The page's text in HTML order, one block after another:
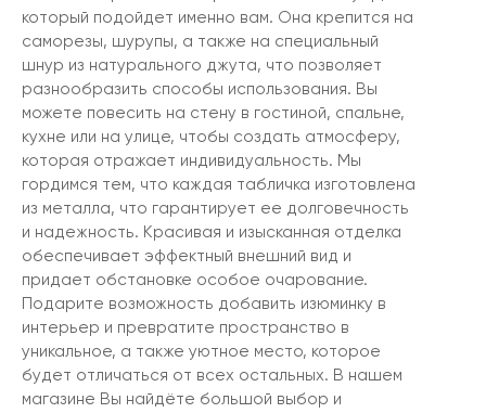
который подойдет именно вам. Она крепится на
саморезы, шурупы, а также на специальный
шнур из натурального джута, что позволяет
разнообразить способы использования. Вы
можете повесить на стену в гостиной, спальне,
кухне или на улице, чтобы создать атмосферу,
которая отражает индивидуальность. Мы
гордимся тем, что каждая табличка изготовлена
из металла, что гарантирует ее долговечность
и надежность. Красивая и изысканная отделка
обеспечивает эффектный внешний вид и
придает обстановке особое очарование.
Подарите возможность добавить изюминку в
интерьер и превратите пространство в
уникальное, а также уютное место, которое
будет отличаться от всех остальных. В нашем
магазине Вы найдёте большой выбор и